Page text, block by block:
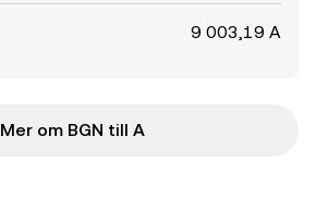
9 003,19 A
Mer om BGN till A